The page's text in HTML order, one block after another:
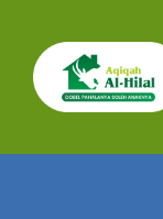
Cari